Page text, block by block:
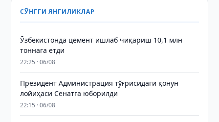
СЎНГГИ ЯНГИЛИКЛАР
Ўзбекистонда цемент ишлаб чиқариш 10,1 млн
тоннага етди
22:25 · 06/08
Президент Администрация тўғрисидаги қонун
лойиҳаси Сенатга юборилди
22:15 · 06/08